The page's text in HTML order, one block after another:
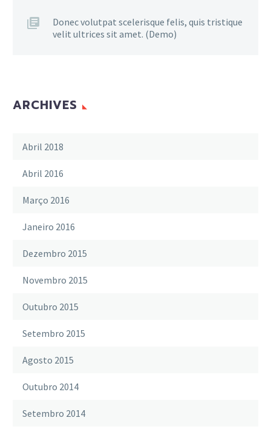
Donec volutpat scelerisque felis, quis tristique
velit ultrices sit amet. (Demo)
ARCHIVES
Abril 2018
Abril 2016
Março 2016
Janeiro 2016
Dezembro 2015
Novembro 2015
Outubro 2015
Setembro 2015
Agosto 2015
Outubro 2014
Setembro 2014